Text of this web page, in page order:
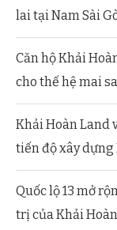
lai tại Nam Sài
Căn hộ Khải
cho thế hệ mai
Khải Hoàn Land
tiến độ xây
Quốc lộ 13 mở
trị của Khải